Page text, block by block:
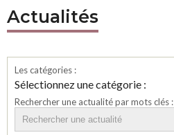
Actualités
Les catégories :
Sélectionnez une catégorie :
Rechercher une actualité par mots clés :